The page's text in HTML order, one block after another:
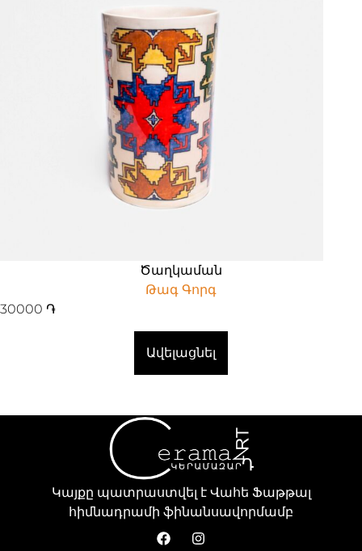
Ծաղկաման
Թագ Գորգ
30000 ֏
Ավելացնել
Կայքը պատրաստվել է Վահե Ֆաթթալ
հիմնադրամի ֆինանսավորմամբ